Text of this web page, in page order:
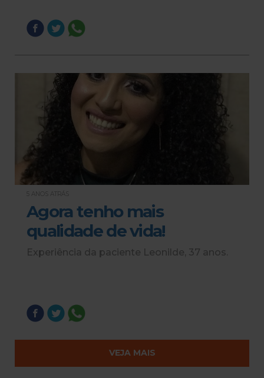
5 ANOS ATRÁS
Agora tenho mais
qualidade de vida!
Experiência da paciente Leonilde, 37 anos.
VEJA MAIS